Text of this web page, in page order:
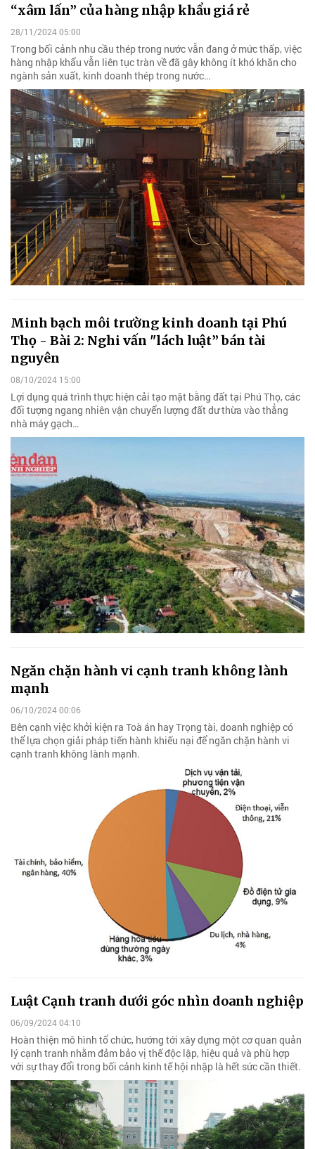
“xâm lấn” của hàng nhập khẩu giá rẻ
28/11/2024 05:00
Trong bối cảnh nhu cầu thép trong nước vẫn đang ở mức thấp, việc
hàng nhập khẩu vẫn liên tục tràn về đã gây không ít khó khăn cho
ngành sản xuất, kinh doanh thép trong nước…
Minh bạch môi trường kinh doanh tại Phú
Thọ - Bài 2: Nghi vấn "lách luật” bán tài
nguyên
08/10/2024 15:00
Lợi dụng quá trình thực hiện cải tạo mặt bằng đất tại Phú Thọ, các
đối tượng ngang nhiên vận chuyển lượng đất dư thừa vào thẳng
nhà máy gạch…
Ngăn chặn hành vi cạnh tranh không lành
mạnh
06/10/2024 00:06
Bên cạnh việc khởi kiện ra Toà án hay Trọng tài, doanh nghiệp có
thể lựa chọn giải pháp tiến hành khiếu nại để ngăn chặn hành vi
cạnh tranh không lành mạnh.
Luật Cạnh tranh dưới góc nhìn doanh nghiệp
06/09/2024 04:10
Hoàn thiện mô hình tổ chức, hướng tới xây dựng một cơ quan quản
lý cạnh tranh nhằm đảm bảo vị thế độc lập, hiệu quả và phù hợp
với sự thay đổi trong bối cảnh kinh tế hội nhập là hết sức cần thiết.